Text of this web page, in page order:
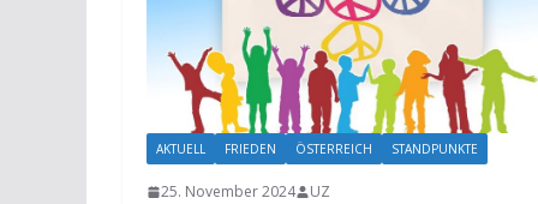
AKTUELL FRIEDEN ÖSTERREICH STANDPUNKTE
25. November 2024 UZ